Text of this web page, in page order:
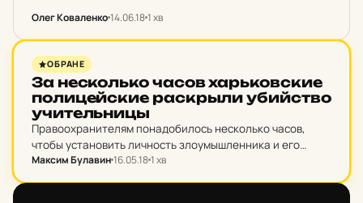
Врачи скорой не смогли спасти жизнь 26-летнего
харьковчанина. От…
Олег Коваленко14.06.181 хв
НОВИНИ ХАРКОВА
ОБРАНЕ
За не­с­коль­ко часов харь­ков­ские
по­ли­цей­ские рас­крыли убий­ство
учи­тель­ницы
Правоохранителям понадобилось несколько часов,
чтобы установить личность злоумышленника и его
местонахождение. 41-летний иностранец занимался
Максим Булавин16.05.181 хв